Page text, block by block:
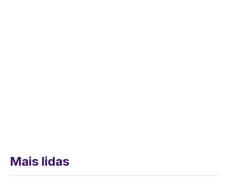
Mais lidas